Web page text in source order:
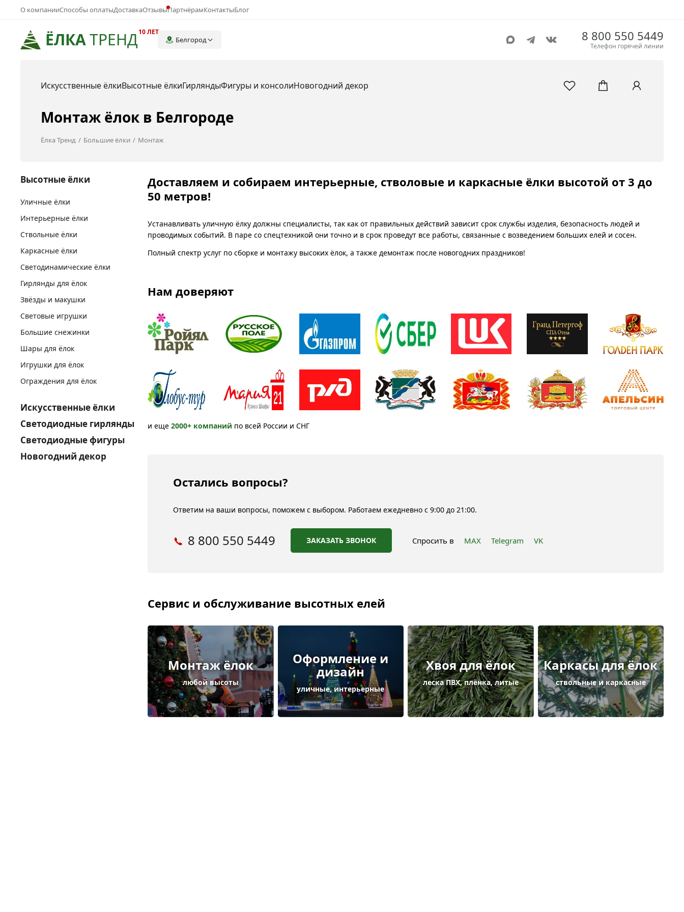
ЁЛКАТРЕНД10 ЛЕТ
Белгород
О компанииСпособы оплатыДоставкаОтзывыПартнёрамКонтактыБлог
8 800 550 5449
Телефон горячей линии
Искусственные ёлкиВысотные ёлкиГирляндыФигуры и консолиНовогодний декор
Монтаж ёлок в Белгороде
Ёлка Тренд Большие ёлки Монтаж
Высотные ёлки
Уличные ёлки
Интерьерные ёлки
Ствольные ёлки
Каркасные ёлки
Светодинамические ёлки
Гирлянды для ёлок
Звёзды и макушки
Световые игрушки
Большие снежинки
Шары для ёлок
Игрушки для ёлок
Ограждения для ёлок
Искусственные ёлки
Светодиодные гирлянды
Светодиодные фигуры
Новогодний декор
Доставляем и собираем интерьерные, стволовые и каркасные ёлки высотой от 3 до
50 метров!
Устанавливать уличную ёлку должны специалисты, так как от правильных действий зависит срок службы изделия, безопасность людей и
проводимых событий. В паре со спецтехникой они точно и в срок проведут все работы, связанные с возведением больших елей и сосен.
Полный спектр услуг по сборке и монтажу высоких ёлок, а также демонтаж после новогодних праздников!
Нам доверяют
и еще 2000+ компаний по всей России и СНГ
Остались вопросы?
Ответим на ваши вопросы, поможем с выбором. Работаем ежедневно с 9:00 до 21:00.
8 800 550 5449 ЗАКАЗАТЬ ЗВОНОК Спросить в MAX Telegram VK
Сервис и обслуживание высотных елей
Монтаж ёлок
любой высоты
Оформление и
дизайн
уличные, интерьерные
Хвоя для ёлок
леска ПВХ, плёнка, литые
Каркасы для ёлок
ствольные и каркасные